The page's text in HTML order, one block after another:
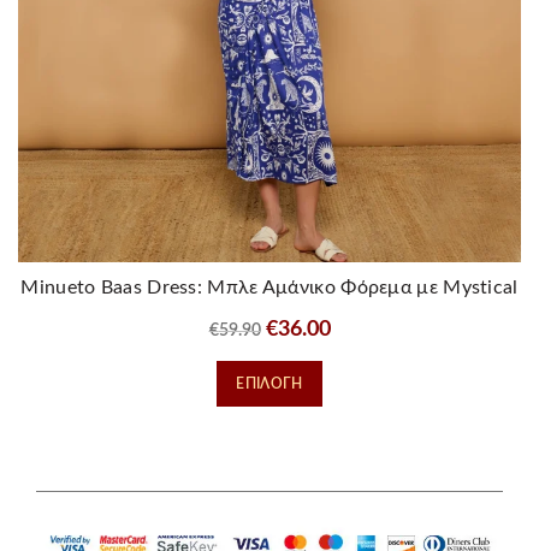
Minueto Baas Dress: Μπλε Αμάνικο Φόρεμα με Mystical
€59.90 Original
price
was:
€36.00Η
ΕΠΙΛΟΓΉ
Οι